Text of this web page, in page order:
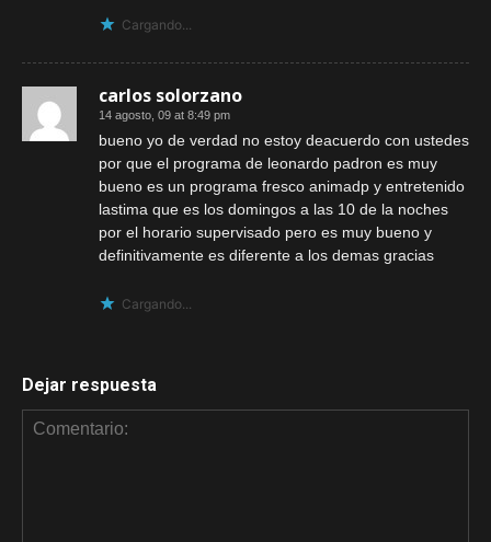
Cargando...
carlos solorzano
14 agosto, 09 at 8:49 pm
bueno yo de verdad no estoy deacuerdo con ustedes
por que el programa de leonardo padron es muy
bueno es un programa fresco animadp y entretenido
lastima que es los domingos a las 10 de la noches
por el horario supervisado pero es muy bueno y
definitivamente es diferente a los demas gracias
Cargando...
Dejar respuesta